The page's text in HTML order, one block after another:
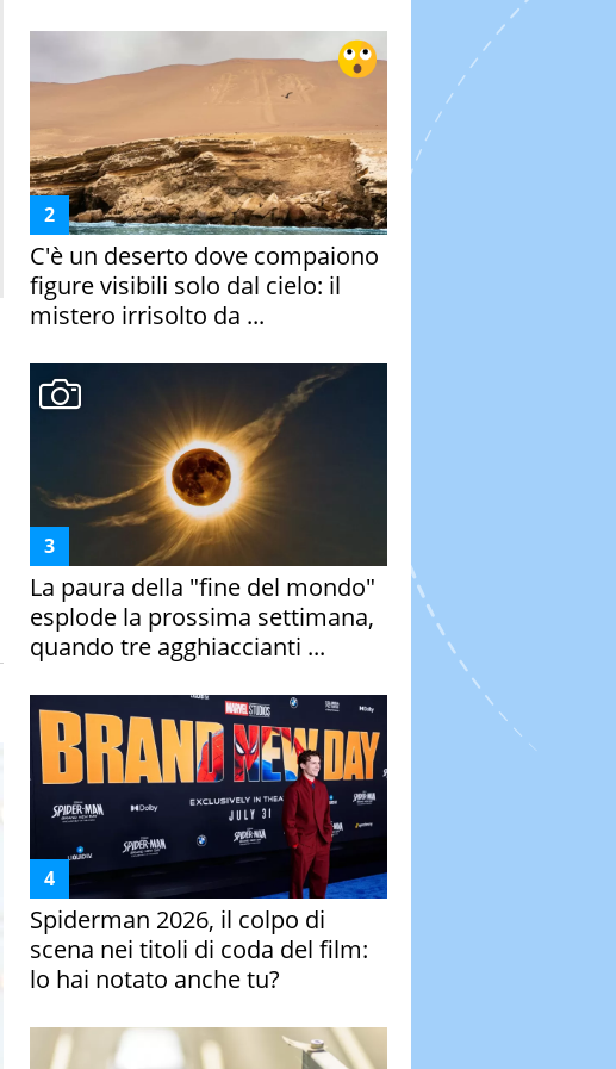
C'è un deserto dove compaiono
figure visibili solo dal cielo: il
mistero irrisolto da ...
La paura della "fine del mondo"
esplode la prossima settimana,
quando tre agghiaccianti ...
Spiderman 2026, il colpo di
scena nei titoli di coda del film:
lo hai notato anche tu?